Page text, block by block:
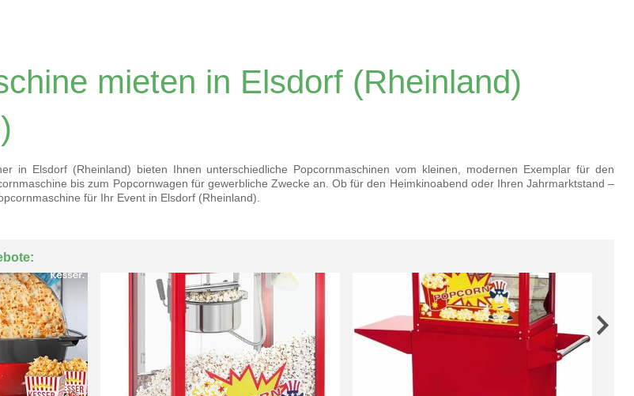
mieten in Elsdorf (Rheinland)
in Elsdorf (Rheinland) bieten Ihnen unterschiedliche Popcornmaschinen vom kleinen, modernen Exemplar für den
bis zum Popcornwagen für gewerbliche Zwecke an. Ob für den Heimkinoabend oder Ihren Jahrmarktstand –
für Ihr Event in Elsdorf (Rheinland).